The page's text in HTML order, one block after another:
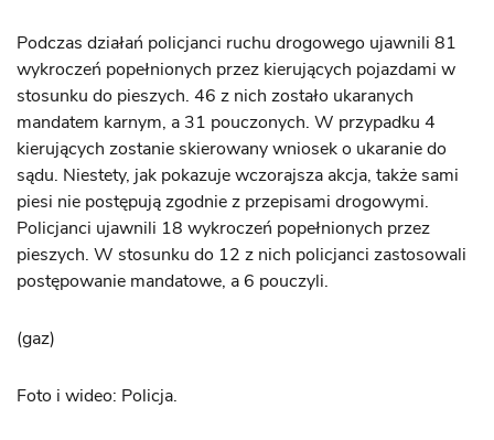
Podczas działań policjanci ruchu drogowego ujawnili 81
wykroczeń popełnionych przez kierujących pojazdami w
stosunku do pieszych. 46 z nich zostało ukaranych
mandatem karnym, a 31 pouczonych. W przypadku 4
kierujących zostanie skierowany wniosek o ukaranie do
sądu. Niestety, jak pokazuje wczorajsza akcja, także sami
piesi nie postępują zgodnie z przepisami drogowymi.
Policjanci ujawnili 18 wykroczeń popełnionych przez
pieszych. W stosunku do 12 z nich policjanci zastosowali
postępowanie mandatowe, a 6 pouczyli.
(gaz)
Foto i wideo: Policja.